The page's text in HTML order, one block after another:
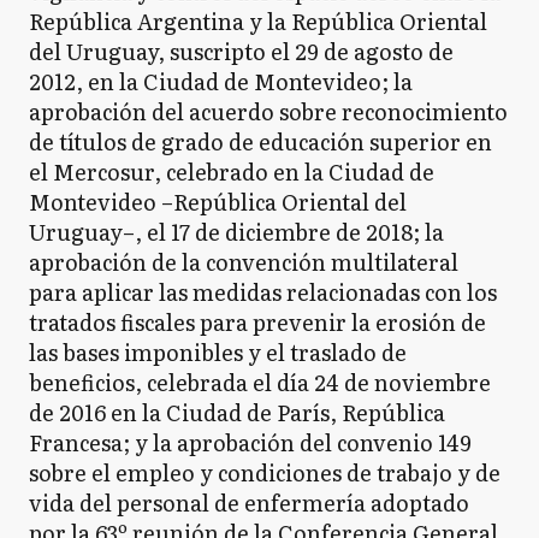
República Argentina y la República Oriental
del Uruguay, suscripto el 29 de agosto de
2012, en la Ciudad de Montevideo; la
aprobación del acuerdo sobre reconocimiento
de títulos de grado de educación superior en
el Mercosur, celebrado en la Ciudad de
Montevideo –República Oriental del
Uruguay–, el 17 de diciembre de 2018; la
aprobación de la convención multilateral
para aplicar las medidas relacionadas con los
tratados fiscales para prevenir la erosión de
las bases imponibles y el traslado de
beneficios, celebrada el día 24 de noviembre
de 2016 en la Ciudad de París, República
Francesa; y la aprobación del convenio 149
sobre el empleo y condiciones de trabajo y de
vida del personal de enfermería adoptado